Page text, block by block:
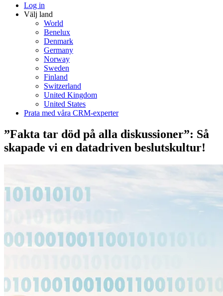
Log in
Välj land
World
Benelux
Denmark
Germany
Norway
Sweden
Finland
Switzerland
United Kingdom
United States
Prata med våra CRM-experter
”Fakta tar död på alla diskussioner”: Så
skapade vi en datadriven beslutskultur!